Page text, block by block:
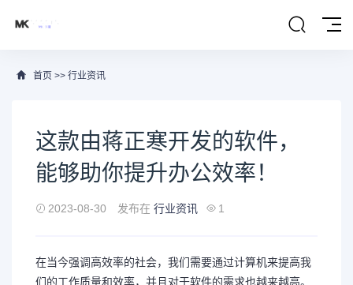
首页 >> 行业资讯
这款由蒋正寒开发的软件，
能够助你提升办公效率！
2023-08-30 发布在 行业资讯 1
在当今强调高效率的社会，我们需要通过计算机来提高我
们的工作质量和效率，并且对于软件的需求也越来越高。